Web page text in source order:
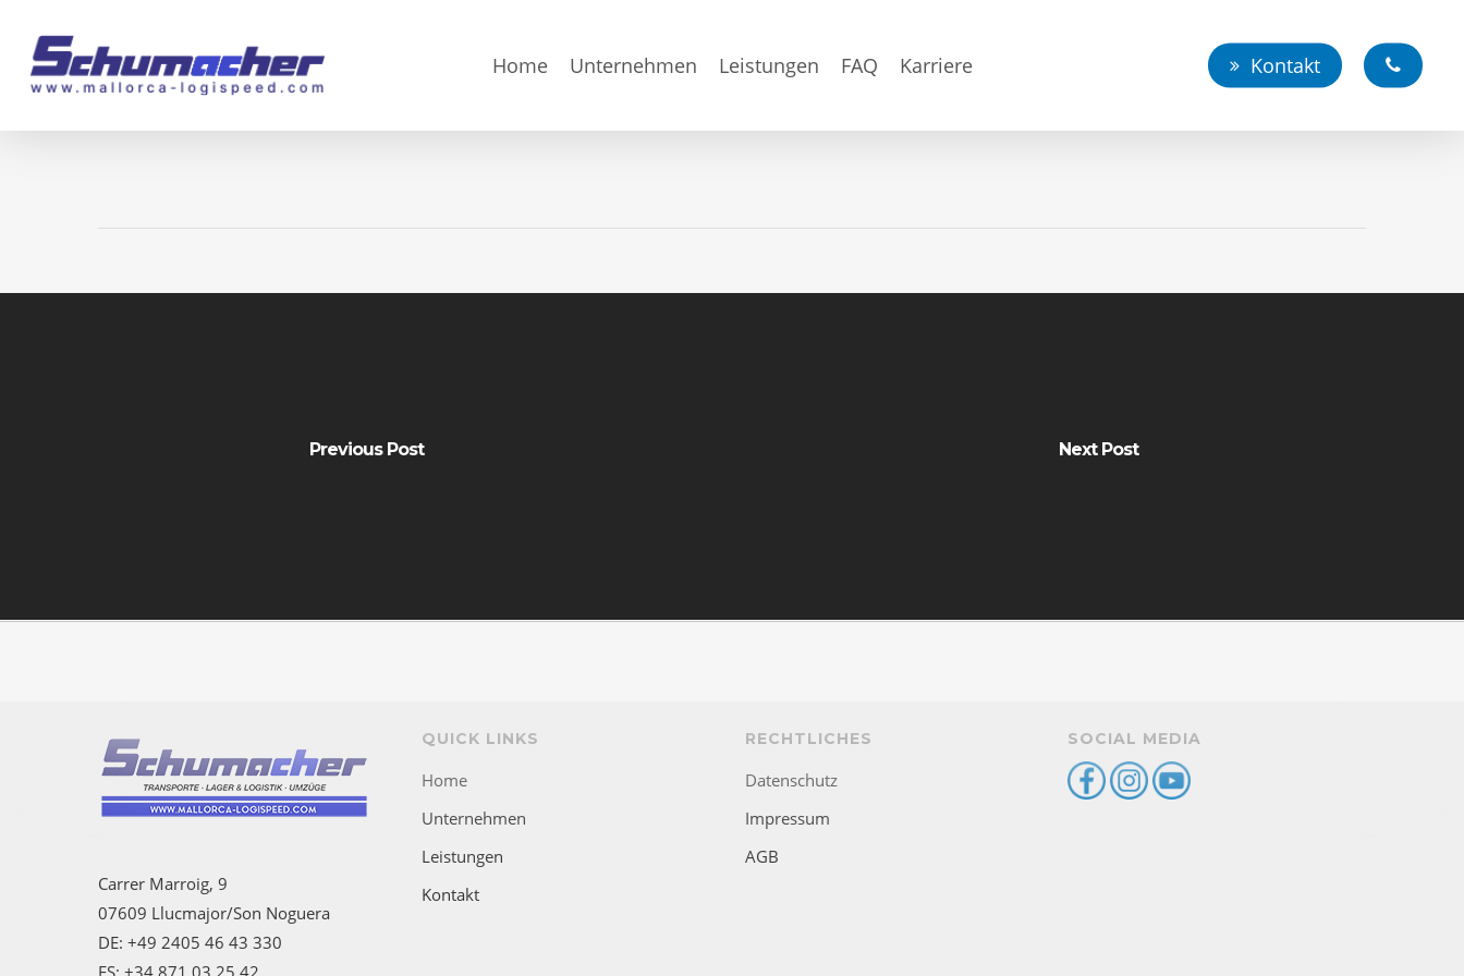
main
Home Unternehmen Leistungen FAQ Karriere Kontakt
Previous Post Next Post
Carrer Marroig, 9
07609 Llucmajor/Son Noguera
DE: +49 2405 46 43 330
ES: +34 871 03 25 42
QUICK LINKS
Home
Unternehmen
Leistungen
Kontakt
RECHTLICHES
Datenschutz
Impressum
AGB
SOCIAL MEDIA